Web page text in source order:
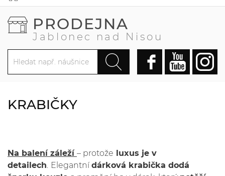
PRODEJNA
Jablonec nad Nisou
KRABIČKY
Na balení záleží – protože luxus je v
detailech. Elegantnídárková krabička dodá